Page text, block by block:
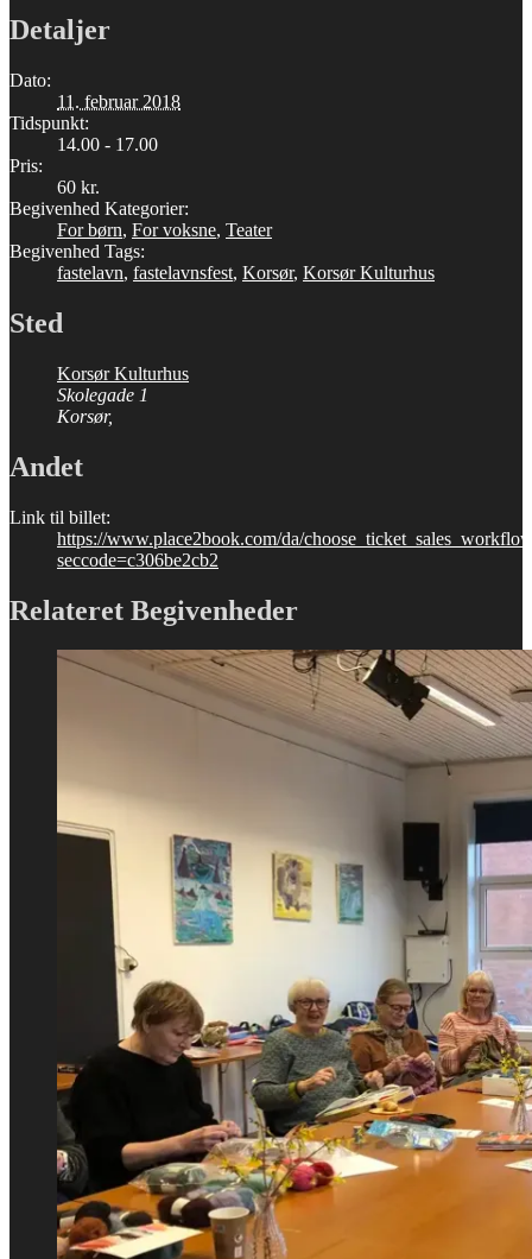
Detaljer
Dato:
11. februar 2018
Tidspunkt:
14.00 - 17.00
Pris:
60 kr.
Begivenhed Kategorier:
For børn, For voksne, Teater
Begivenhed Tags:
fastelavn, fastelavnsfest, Korsør, Korsør Kulturhus
Sted
Korsør Kulturhus
Skolegade 1
Korsør,
Andet
Link til billet:
https://www.place2book.com/da/
seccode=c306be2cb2
Relateret Begivenheder